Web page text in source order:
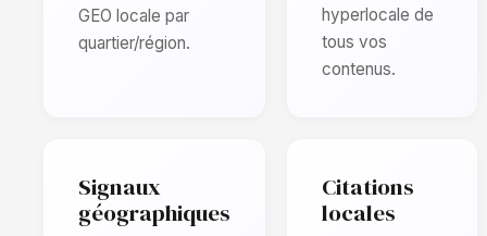
GEO locale par
quartier/région.
hyperlocale de
tous vos
contenus.
Signaux
géographiques
Citations
locales